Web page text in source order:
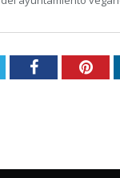
Facebook